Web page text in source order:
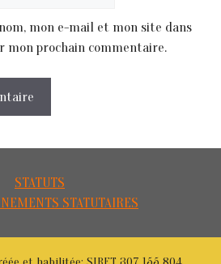
mon e-mail et mon site dans
mon prochain commentaire.
STATUTS
STATUTAIRES